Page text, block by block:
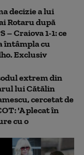
decizie a lui
Rotaru după
– Craiova 1-1: ce
întâmpla cu
Exclusiv
extrem din
lui Cătălin
cercetat de
'A plecat în
cu o